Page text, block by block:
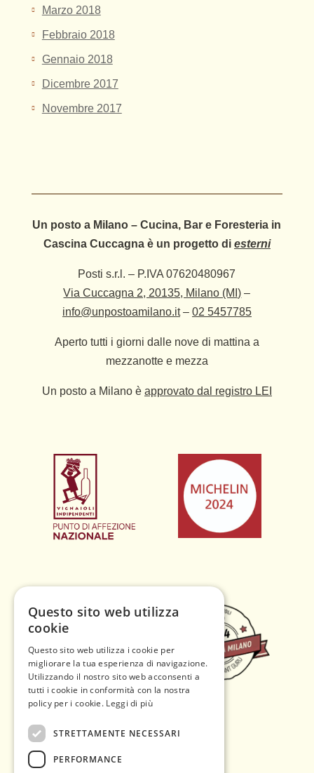
Marzo 2018
Febbraio 2018
Gennaio 2018
Dicembre 2017
Novembre 2017
Un posto a Milano – Cucina, Bar e Foresteria in
Cascina Cuccagna è un progetto di esterni
Posti s.r.l. – P.IVA 07620480967
Via Cuccagna 2, 20135, Milano (MI) –
info@unpostoamilano.it– 02 5457785
Aperto tutti i giorni dalle nove di mattina a
mezzanotte e mezza
Un posto a Milano è approvato dal registro LEI
Questo sito web utilizza
cookie
Questo sito web utilizza i cookie per
migliorare la tua esperienza di navigazione.
Utilizzando il nostro sito web acconsenti a
tutti i cookie in conformità con la nostra
policy per i cookie. Leggi di più
STRETTAMENTE NECESSARI
PERFORMANCE